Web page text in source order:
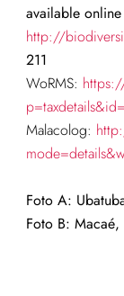
available
http://
211
WoRMS:
Malacolog:
Foto A:
Foto B: